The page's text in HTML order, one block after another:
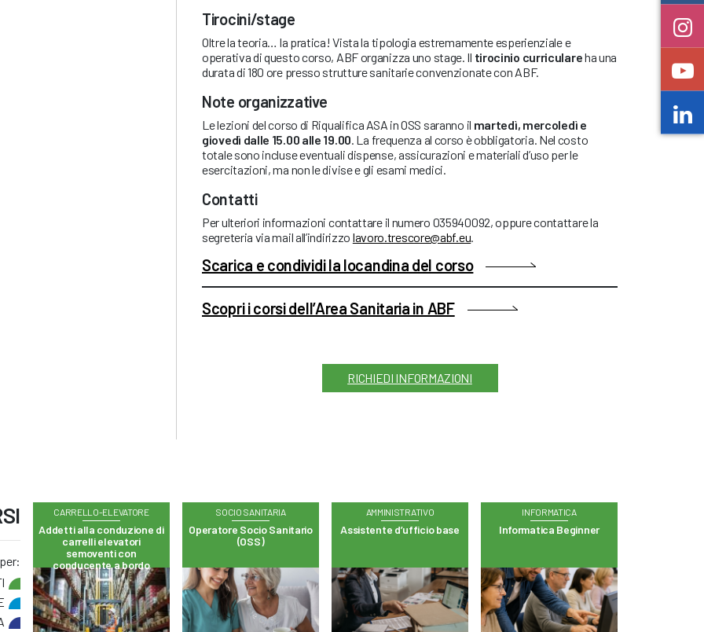
Tirocini/stage
Oltre la teoria… la pratica! Vista la tipologia estremamente esperienziale e
operativa di questo corso, ABF organizza uno stage. Il tirocinio curriculareha una
durata di 180 ore presso strutture sanitarie convenzionate con ABF.
Note organizzative
Le lezioni del corso di Riqualifica ASA in OSS saranno il martedì, mercoledì e
giovedì dalle 15.00 alle 19.00 . La frequenza al corso è obbligatoria. Nel costo
totale sono incluse eventuali dispense, assicurazioni e materiali d’uso per le
esercitazioni, ma non le divise e gli esami medici.
Contatti
Per ulteriori informazioni contattare il numero 035940092, oppure contattare la
segreteria via mail all’indirizzo lavoro.trescore@abf.eu
Scarica e condividi la locandina del corso
Scopri i corsi dell’Area Sanitaria in ABF
RICHIEDI INFORMAZIONI
CARRELLO-ELEVATORE
Addetti alla conduzione di
carrelli elevatori
semoventi con
conducente a bordo
SOCIO SANITARIA
Operatore Socio Sanitario
(OSS)
AMMINISTRATIVO
Assistente d’ufficio base
INFORMATICA
Informatica Beginner